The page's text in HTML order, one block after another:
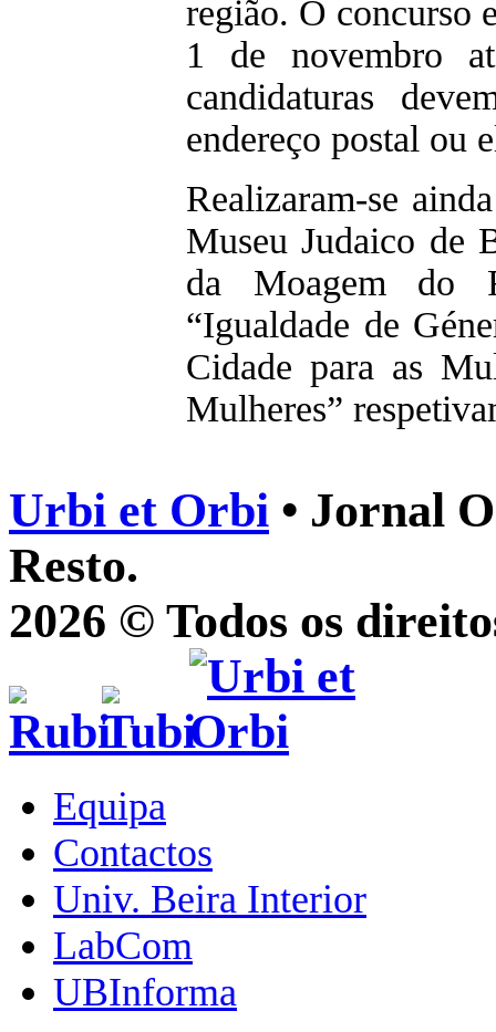
região. O concurso
1 de novembro
candidaturas
endereço postal ou
Realizaram-se
Museu Judaico de
da Moagem do
“Igualdade de
Cidade para as
Mulheres”
Urbi et Orbi • Jornal
Resto.
2026 © Todos os
Equipa
Contactos
Univ. Beira Interior
LabCom
UBInforma